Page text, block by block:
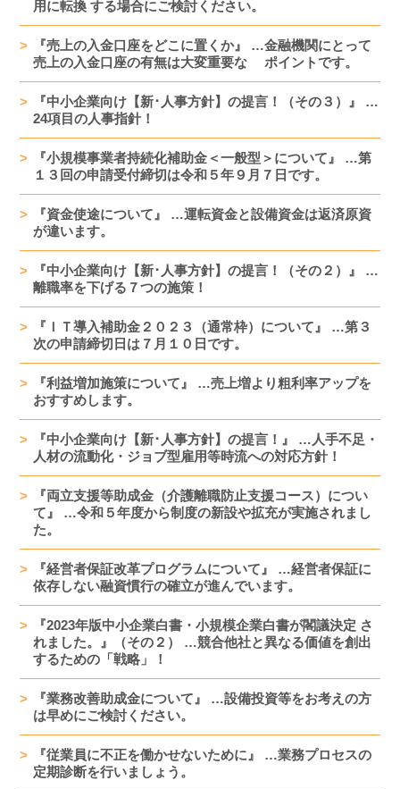
用に転換 する場合にご検討ください。
『売上の入金口座をどこに置くか』 …金融機関にとって
売上の入金口座の有無は大変重要な ポイントです。
『中小企業向け【新･人事方針】の提言！（その３）』 …
24項目の人事指針！
『小規模事業者持続化補助金＜一般型＞について』 …第
１３回の申請受付締切は令和５年９月７日です。
『資金使途について』 …運転資金と設備資金は返済原資
が違います。
『中小企業向け【新･人事方針】の提言！（その２）』 …
離職率を下げる７つの施策！
『ＩＴ導入補助金２０２３（通常枠）について』 …第３
次の申請締切日は７月１０日です。
『利益増加施策について』 …売上増より粗利率アップを
おすすめします。
『中小企業向け【新･人事方針】の提言！』 …人手不足・
人材の流動化・ジョブ型雇用等時流への対応方針！
『両立支援等助成金（介護離職防止支援コース）につい
て』 …令和５年度から制度の新設や拡充が実施されまし
た。
『経営者保証改革プログラムについて』 …経営者保証に
依存しない融資慣行の確立が進んでいます。
『2023年版中小企業白書・小規模企業白書が閣議決定 さ
れました。』（その２） …競合他社と異なる価値を創出
するための「戦略」！
『業務改善助成金について』 …設備投資等をお考えの方
は早めにご検討ください。
『従業員に不正を働かせないために』 …業務プロセスの
定期診断を行いましょう。